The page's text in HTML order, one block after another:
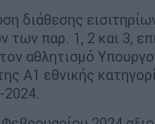
διάθεσης
των παρ. 1, 2 και 3,
αθλητισμό
Α1 εθνικής
2024.